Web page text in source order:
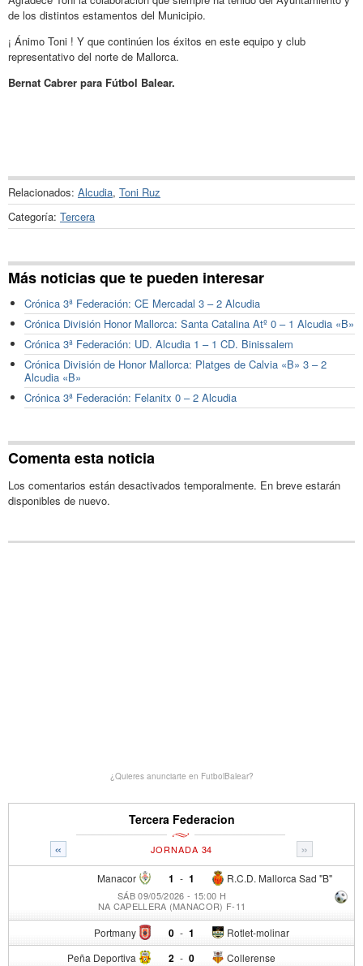
de los distintos estamentos del Municipio.
¡ Ánimo Toni ! Y que continúen los éxitos en este equipo y club
representativo del norte de Mallorca.
Bernat Cabrer para Fútbol Balear.
Relacionados: Alcudia, Toni Ruz
Categoría: Tercera
Más noticias que te pueden interesar
Crónica 3ª Federación: CE Mercadal 3 – 2 Alcudia
Crónica División Honor Mallorca: Santa Catalina Atº 0 – 1 Alcudia «B»
Crónica 3ª Federación: UD. Alcudia 1 – 1 CD. Binissalem
Crónica División de Honor Mallorca: Platges de Calvia «B» 3 – 2
Alcudia «B»
Crónica 3ª Federación: Felanitx 0 – 2 Alcudia
Comenta esta noticia
Los comentarios están desactivados temporalmente. En breve estarán
disponibles de nuevo.
¿Quieres anunciarte en FutbolBalear?
Tercera Federacion
« »
JORNADA 34
Manacor 1 - R.C.D. Mallorca Sad "B"
1
SÁB 09/05/2026 - 15:00 H
NA CAPELLERA (MANACOR) F-11
Portmany 0 - Rotlet-molinar
1
Peña Deportiva 2 - Collerense
0